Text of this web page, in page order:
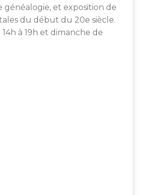
Juillet
2024
généalogie, et exposition de
du début du 20e siècle.
à 19h et dimanche de